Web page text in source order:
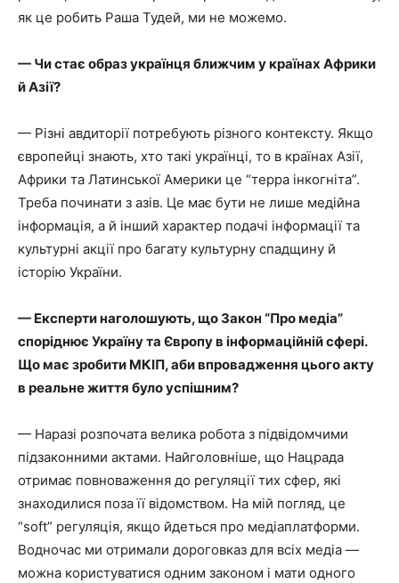
як це робить Раша Тудей, ми не можемо.
— Чи стає образ українця ближчим у країнах Африки
й Азії?
— Різні авдиторії потребують різного контексту. Якщо
європейці знають, хто такі українці, то в країнах Азії,
Африки та Латинської Америки це “терра інкогніта”.
Треба починати з азів. Це має бути не лише медійна
інформація, а й інший характер подачі інформації та
культурні акції про багату культурну спадщину й
історію України.
— Експерти наголошують, що Закон “Про медіа”
споріднює Україну та Європу в інформаційній сфері.
Що має зробити МКІП, аби впровадження цього акту
в реальне життя було успішним?
— Наразі розпочата велика робота з підвідомчими
підзаконними актами. Найголовніше, що Нацрада
отримає повноваження до регуляції тих сфер, які
знаходилися поза її відомством. На мій погляд, це
“soft” регуляція, якщо йдеться про медіаплатформи.
Водночас ми отримали дороговказ для всіх медіа —
можна користуватися одним законом і мати одного